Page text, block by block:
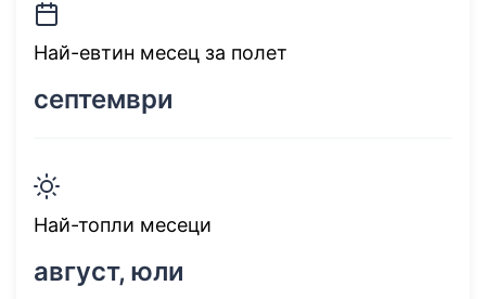
Най-евтин месец за полет
септември
Най-топли месеци
август, юли